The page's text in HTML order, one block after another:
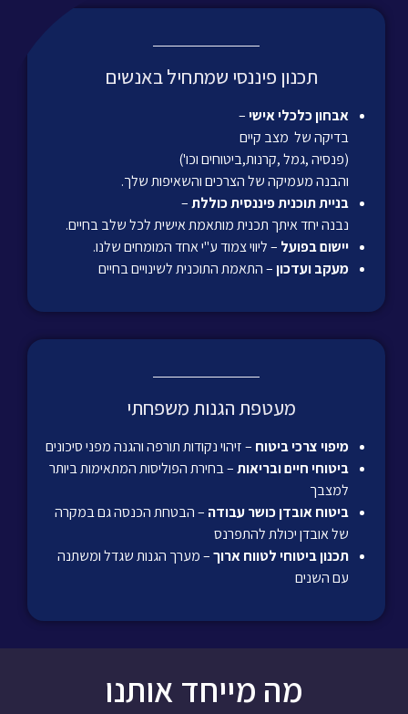
תכנון פיננסי שמתחיל באנשים
אבחון כלכלי אישי–
בדיקה של מצב קיים
(פנסיה ,גמל ,קרנות,ביטוחים וכו')
והבנה מעמיקה של הצרכים והשאיפות שלך.
בניית תוכנית פיננסית כוללת–
נבנה יחד איתך תכנית מותאמת אישית לכל שלב בחיים.
יישום בפועל – ליווי צמוד ע"י אחד המומחים שלנו.
מעקב ועדכון– התאמת התוכנית לשינויים בחיים
מעטפת הגנות משפחתי
מיפוי צרכי ביטוח – זיהוי נקודות תורפה והגנה מפני סיכונים
ביטוחי חיים ובריאות– בחירת הפוליסות המתאימות ביותר
למצבך
ביטוח אובדן כושר עבודה – הבטחת הכנסה גם במקרה
של אובדן יכולת להתפרנס
תכנון ביטוחי לטווח ארוך– מערך הגנות שגדל ומשתנה
עם השנים
מה מייחד אותנו